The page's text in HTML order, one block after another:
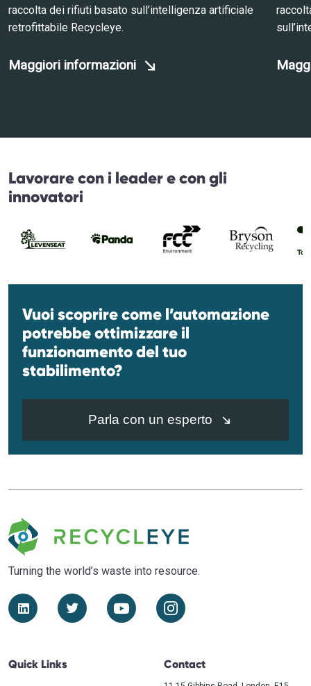
raccolta dei rifiuti basato sull’intelligenza artificiale
retrofittabile Recycleye.
Maggiori informazioni
Lavorare con i leader e con gli
innovatori
Vuoi scoprire come l’automazione
potrebbe ottimizzare il
funzionamento del tuo
stabilimento?
Parla con un esperto
Turning the world’s waste into resource.
Quick Links Contact